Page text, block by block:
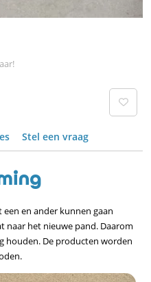
Stel een vraag
en ander kunnen gaan
naar het nieuwe pand. Daarom
houden. De producten worden